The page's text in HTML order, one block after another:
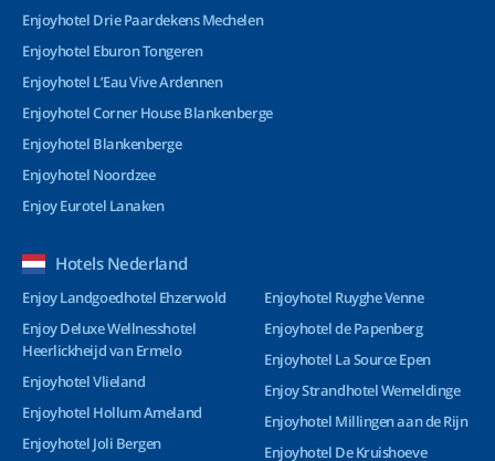
Enjoyhotel Drie Paardekens Mechelen
Enjoyhotel Eburon Tongeren
Enjoyhotel L’Eau Vive Ardennen
Enjoyhotel Corner House Blankenberge
Enjoyhotel Blankenberge
Enjoyhotel Noordzee
Enjoy Eurotel Lanaken
Hotels Nederland
Enjoy Landgoedhotel Ehzerwold
Enjoy Deluxe Wellnesshotel
Heerlickheijd van Ermelo
Enjoyhotel Vlieland
Enjoyhotel Hollum Ameland
Enjoyhotel Joli Bergen
Enjoyhotel Ruyghe Venne
Enjoyhotel de Papenberg
Enjoyhotel La Source Epen
Enjoy Strandhotel Wemeldinge
Enjoyhotel Millingen aan de Rijn
Enjoyhotel De Kruishoeve